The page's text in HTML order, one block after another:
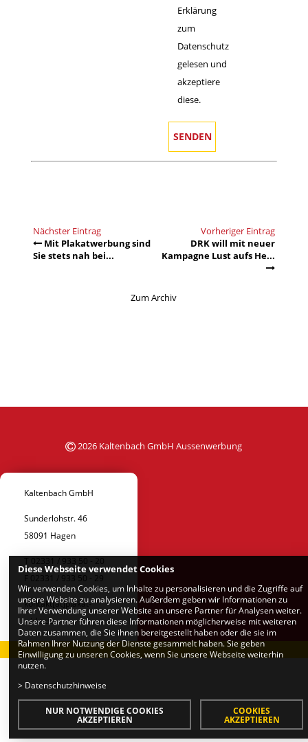
Erklärung
zum
Datenschutz
gelesen und
akzeptiere
diese.
Nächster Eintrag
Mit Plakatwerbung sind
Sie stets nah bei...
Vorheriger Eintrag
DRK will mit neuer
Kampagne Lust aufs He...
Zum Archiv
2026 Kaltenbach GmbH Aussenwerbung
Kaltenbach GmbH
Sunderlohstr. 46
58091 Hagen
T 02331 / 933 50 - 20
F 02331 / 933 50 - 29
kontakt[at]plakat-
wirkt.de
Diese Webseite verwendet Cookies
Wir verwenden Cookies, um Inhalte zu personalisieren und die Zugriffe auf
unsere Website zu analysieren. Außerdem geben wir Informationen zu
Ihrer Verwendung unserer Website an unsere Partner für Analysen weiter.
Unsere Partner führen diese Informationen möglicherweise mit weiteren
Daten zusammen, die Sie ihnen bereitgestellt haben oder die sie im
Rahmen Ihrer Nutzung der Dienste gesammelt haben. Sie geben
Einwilligung zu unseren Cookies, wenn Sie unsere Webseite weiterhin
nutzen.
> Datenschutzhinweise
NUR NOTWENDIGE COOKIES
AKZEPTIEREN
COOKIES
AKZEPTIEREN